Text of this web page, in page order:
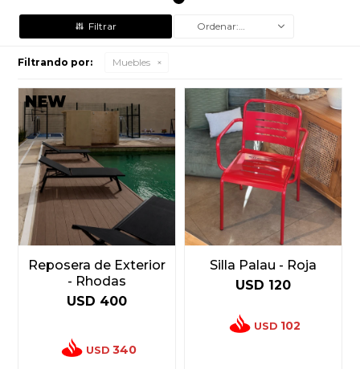
Recomendados
Filtrando por: Muebles
Reposera de Exterior
- Rhodas
USD 400
USD 340
Silla Palau - Roja
USD 120
USD 102